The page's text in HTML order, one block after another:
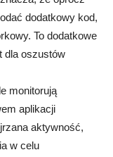
dodatkowy kod,
To dodatkowe
dla oszustów
monitorują
aplikacji
aktywność,
w celu